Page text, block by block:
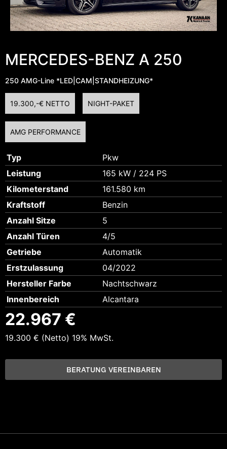
MERCEDES-BENZ A 250
250 AMG-Line *LED|CAM|STANDHEIZUNG*
19.300,-€ NETTO NIGHT-PAKET
AMG PERFORMANCE
Typ
Pkw
Leistung
165 kW / 224 PS
Kilometerstand
161.580 km
Kraftstoff
Benzin
Anzahl Sitze
5
Anzahl Türen
4/5
Getriebe
Automatik
Erstzulassung
04/2022
Hersteller Farbe
Nachtschwarz
Innenbereich
Alcantara
22.967 €
19.300 € (Netto) 19% MwSt.
BERATUNG VEREINBAREN